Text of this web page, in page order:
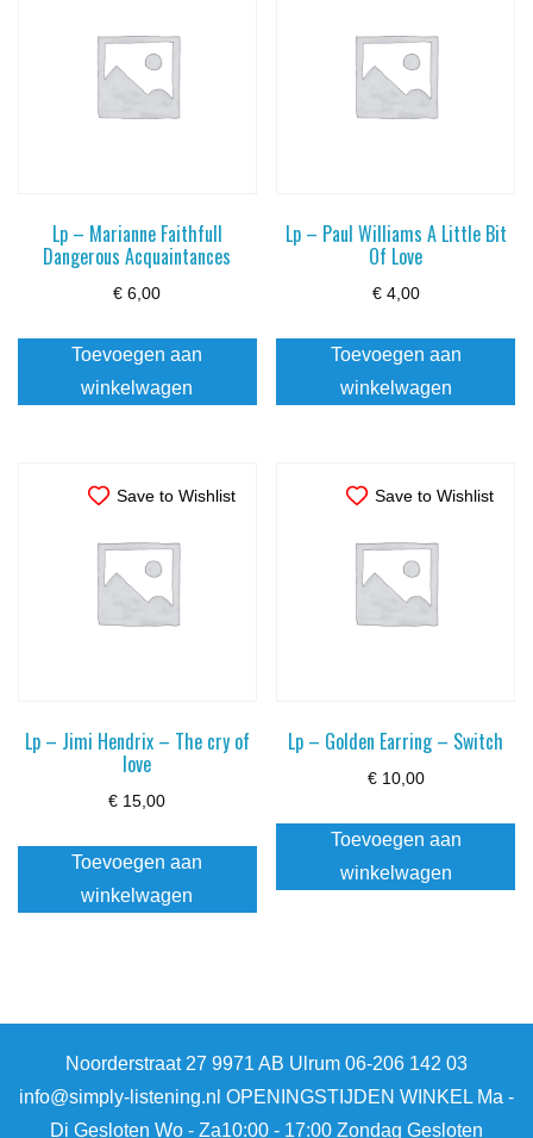
Lp – Marianne Faithfull
Dangerous Acquaintances
€ 6,00
Toevoegen aan
winkelwagen
Lp – Paul Williams A Little Bit
Of Love
€4,00
Toevoegen aan
winkelwagen
Save to Wishlist
Lp – Jimi Hendrix – The cry of
love
€ 15,00
Toevoegen aan
winkelwagen
Save to Wishlist
Lp – Golden Earring – Switch
€10,00
Toevoegen aan
winkelwagen
Noorderstraat 27 9971 AB Ulrum 06-206 142 03
info@simply-listening.nl OPENINGSTIJDEN WINKEL Ma -
Di Gesloten Wo - Za10:00 - 17:00 Zondag Gesloten